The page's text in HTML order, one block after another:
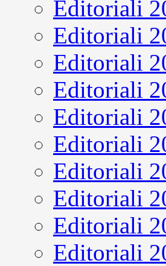
Editoriali
Editoriali
Editoriali
Editoriali
Editoriali
Editoriali
Editoriali
Editoriali
Editoriali
Editoriali